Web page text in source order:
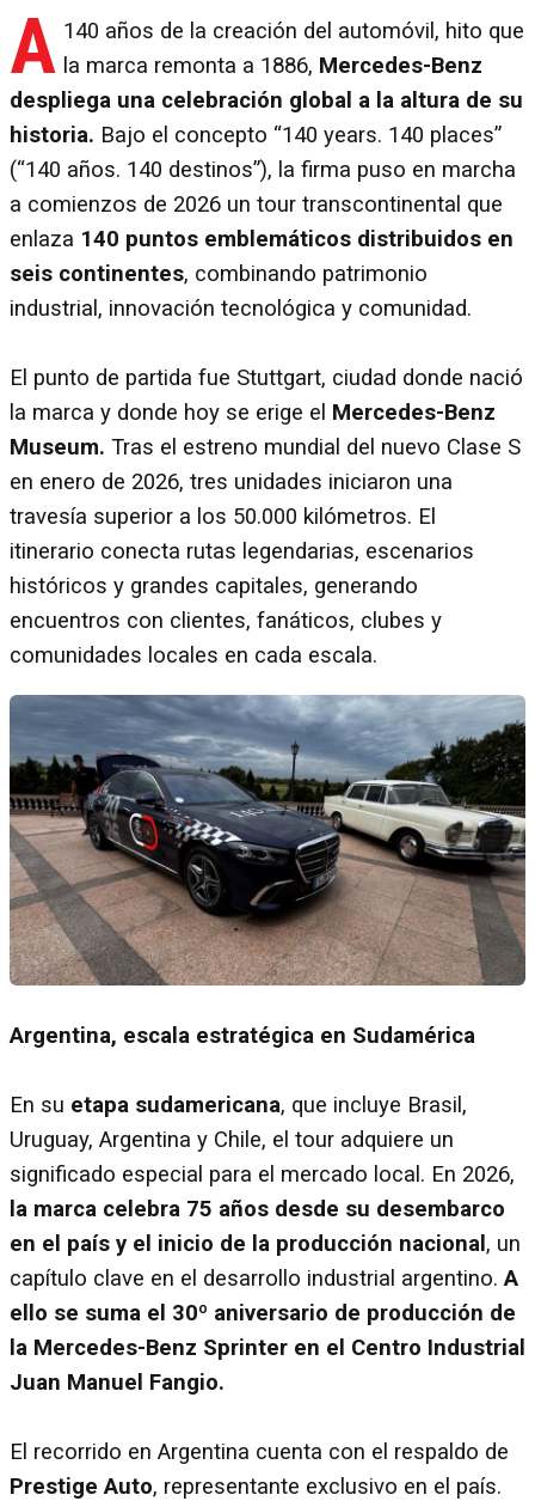
A 140 años de la creación del automóvil, hito que
la marca remonta a 1886, Mercedes-Benz
despliega una celebración global a la altura de su
historia. Bajo el concepto “140 years. 140 places”
(“140 años. 140 destinos”), la firma puso en marcha
a comienzos de 2026 un tour transcontinental que
enlaza 140 puntos emblemáticos distribuidos en
seis continentes, combinando patrimonio
industrial, innovación tecnológica y comunidad.
El punto de partida fue Stuttgart, ciudad donde nació
la marca y donde hoy se erige el Mercedes-Benz
Museum. Tras el estreno mundial del nuevo Clase S
en enero de 2026, tres unidades iniciaron una
travesía superior a los 50.000 kilómetros. El
itinerario conecta rutas legendarias, escenarios
históricos y grandes capitales, generando
encuentros con clientes, fanáticos, clubes y
comunidades locales en cada escala.
Argentina, escala estratégica en Sudamérica
En su etapa sudamericana, que incluye Brasil,
Uruguay, Argentina y Chile, el tour adquiere un
significado especial para el mercado local. En 2026,
la marca celebra 75 años desde su desembarco
en el país y el inicio de la producción nacional , un
capítulo clave en el desarrollo industrial argentino.A
ello se suma el 30º aniversario de producción de
la Mercedes-Benz Sprinter en el Centro Industrial
Juan Manuel Fangio.
El recorrido en Argentina cuenta con el respaldo de
Prestige Auto, representante exclusivo en el país.